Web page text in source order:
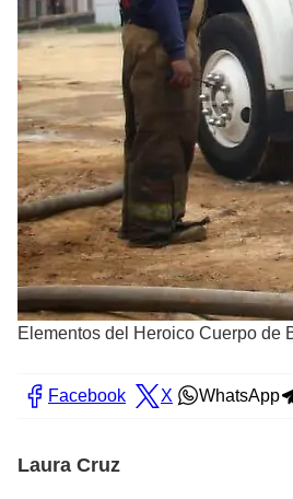
Elementos del Heroico Cuerpo de
Facebook X WhatsApp
Laura Cruz